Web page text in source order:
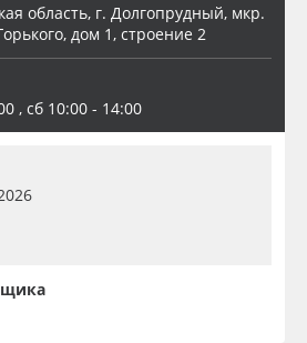
область, г. Долгопрудный, мкр.
дом 1, строение 2
, сб 10:00 - 14:00